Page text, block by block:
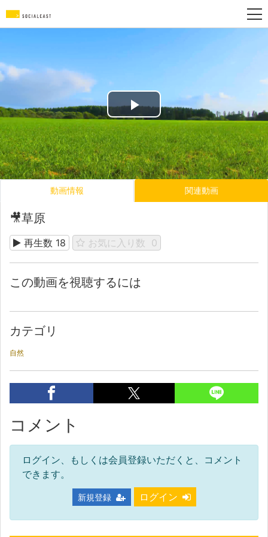
Play
Video
動画情報 関連動画
🎥草原
再生数 18 お気に入り数 0
この動画を視聴するには
カテゴリ
自然
コメント
ログイン、もしくは会員登録いただくと、コメント
できます。
新規登録 ログイン